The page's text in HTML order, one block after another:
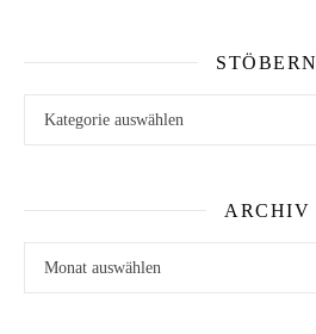
STÖBERN
ARCHIV